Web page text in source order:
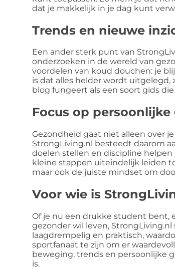
dat je makkelijk in je dag kunt
Trends en nieuwe
Een ander sterk punt van
onderzoeken in de wereld van
voordelen van koud douchen: je
is dat alles helder wordt uitgelegd,
blog fungeert als een soort gids
Focus op persoonlijke
Gezondheid gaat niet alleen over
StrongLiving.nl besteedt daarom
doelen stellen en discipline
kleine stappen uiteindelijk leiden
maar ook de juiste mindset om
Voor wie is
Of je nu een drukke student bent,
gezonder wil leven,
laagdrempelig en praktisch,
sportfanaat te zijn om er
beweging, trends en persoonlijke
is.